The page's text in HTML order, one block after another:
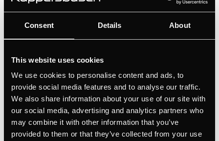
Consent Details About
This website uses cookies
We use cookies to personalise content and ads, to
provide social media features and to analyse our traffic.
We also share information about your use of our site with
our social media, advertising and analytics partners who
may combine it with other information that you’ve
provided to them or that they’ve collected from your use
+ ОПИСАНИЕ